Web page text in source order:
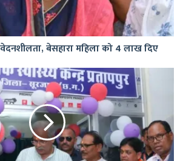
बेसहारा महिला को 4 लाख दिए